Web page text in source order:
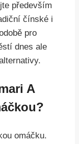
především
čínské i
pro
dnes ale
A
omáčku.